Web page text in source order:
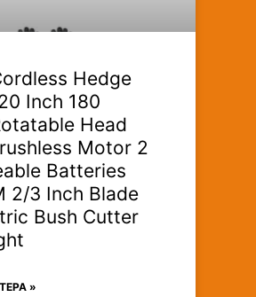
Hedge
Inch 180
Head
Motor 2
Batteries
2/3 Inch Blade
Bush Cutter
»